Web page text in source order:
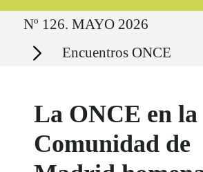
Ruta del sitio
Nº 126. MAYO 2026
Secciones Encuentros ONCE
La ONCE en la
Comunidad de